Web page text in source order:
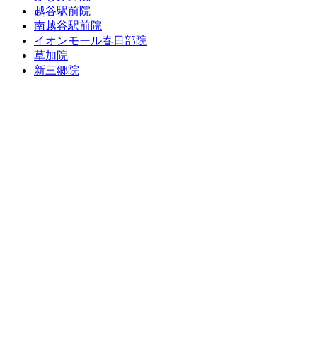
越谷駅前院
南越谷駅前院
イオンモール春日部院
草加院
新三郷院